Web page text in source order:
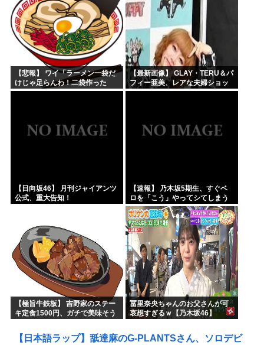
【悲報】 ワイ「ラーメン一袋だ
けじゃ足らんわ！二袋作った
ろ！」→結果ｗｗｗ
【最新画像】 GLAY・TERU＆パ
フィー亜美、レアな夫婦ショッ
トを公開してしまう！
【日向坂46】 月刊ジャイアンツ
公式、重大告知！
【速報】 乃木坂5期生、すぐベ
ロを「こう」やってシてしまう
ｗｗｗｗｗｗ
【極旨牛鉄板】 吉野家のステー
キ定食1500円、ガチで美味そう
冨里奈央ちゃんのお父さんが可
哀想すぎるｗ【乃木坂46】
【日本語ラップ】舐達麻のG-PLANTSさん、ソロデビ